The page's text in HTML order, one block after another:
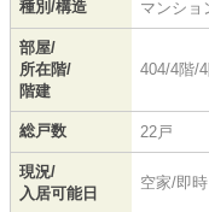
種別/構造 マンショ
部屋/
所在階/
階建
404/4階/
総戸数 22戸
現況/
入居可能日
空家/即時